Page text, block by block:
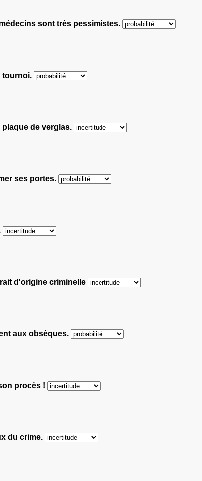
sont très pessimistes.
tournoi.
plaque de verglas.
ses portes.
d'origine criminelle
aux obsèques.
procès !
du crime.